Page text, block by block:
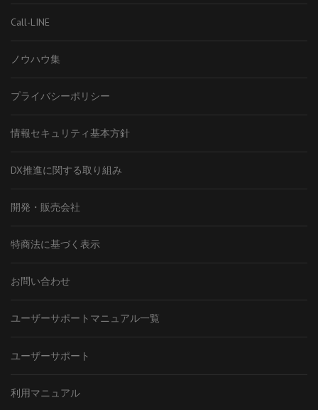
Call-LINE
ノウハウ集
プライバシーポリシー
情報セキュリティ基本方針
DX推進に関する取り組み
開発・販売会社
特商法に基づく表示
お問い合わせ
ユーザーサポートマニュアル一覧
ユーザーサポート
利用マニュアル